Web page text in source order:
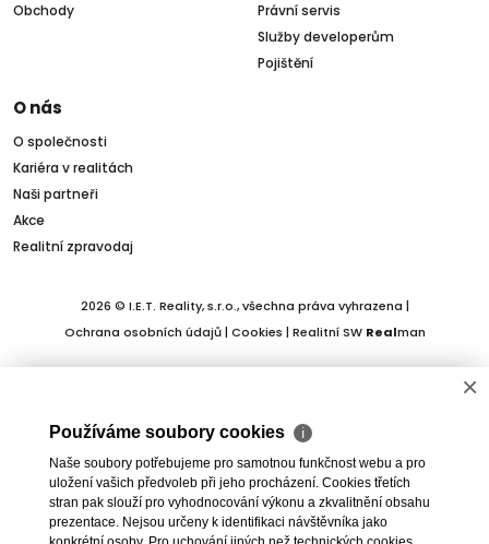
Obchody
Právní servis
Služby developerům
Pojištění
O nás
O společnosti
Kariéra v realitách
Naši partneři
Akce
Realitní zpravodaj
2026 © I.E.T. Reality, s.r.o., všechna práva vyhrazena |
Ochrana osobních údajů| Cookies | Realitní SW Realman
×
Používáme soubory cookies ℹ
Naše soubory potřebujeme pro samotnou funkčnost webu a pro
uložení vašich předvoleb při jeho procházení. Cookies třetích
stran pak slouží pro vyhodnocování výkonu a zkvalitnění obsahu
prezentace. Nejsou určeny k identifikaci návštěvníka jako